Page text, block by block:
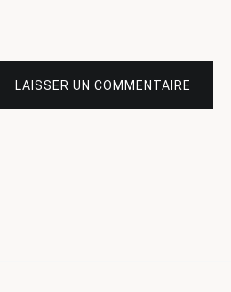
LAISSER UN COMMENTAIRE